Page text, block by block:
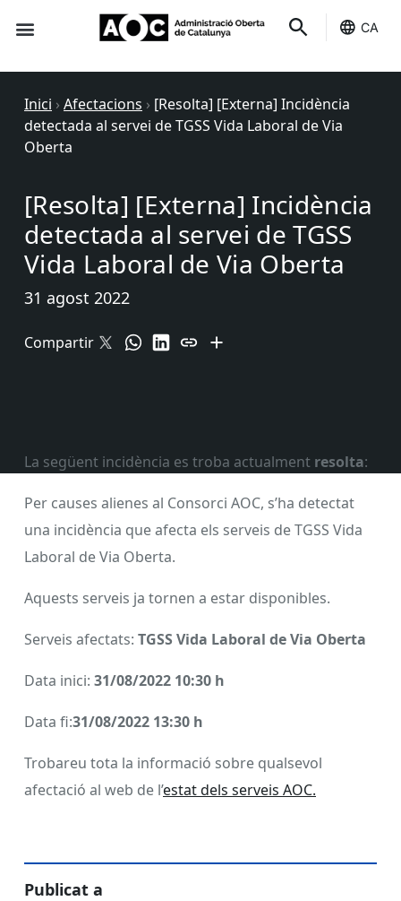
CA
Inici › Afectacions › [Resolta] [Externa] Incidència
detectada al servei de TGSS Vida Laboral de Via
Oberta
[Resolta] [Externa] Incidència
detectada al servei de TGSS
Vida Laboral de Via Oberta
31 agost 2022
Compartir
La següent incidència es troba actualment resolta:
Per causes alienes al Consorci AOC, s’ha detectat
una incidència que afecta els serveis de TGSS Vida
Laboral de Via Oberta.
Aquests serveis ja tornen a estar disponibles.
Serveis afectats: TGSS Vida Laboral de Via Oberta
Data inici: 31/08/2022 10:30 h
Data fi:31/08/2022 13:30 h
Trobareu tota la informació sobre qualsevol
afectació al web de l’estat dels serveis AOC.
Publicat a